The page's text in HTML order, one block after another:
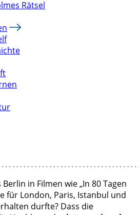
Rätsel
in Filmen wie „In 80 Tagen
für London, Paris, Istanbul und
durfte? Dass die